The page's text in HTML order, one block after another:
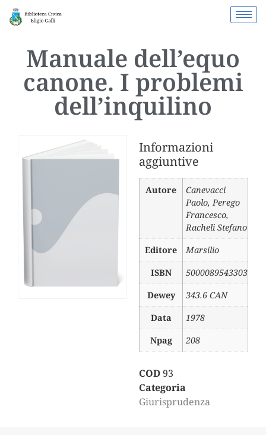
Manuale dell’equo
canone. I problemi
dell’inquilino
Informazioni
aggiuntive
Autore
Canevacci
Paolo,Perego
Francesco,
Racheli Stefano
Editore
Marsilio
ISBN
5000089543303
Dewey
343.6 CAN
Data
1978
Npag
208
COD93
Categoria
Giurisprudenza